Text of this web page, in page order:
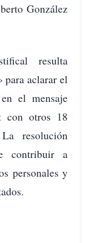
González
resulta
para aclarar el
el mensaje
con otros 18
resolución
contribuir a
personales y